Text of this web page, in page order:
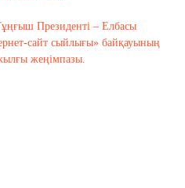
Президенті – Елбасы
сайт сыйлығы» байқауының
жеңімпазы.